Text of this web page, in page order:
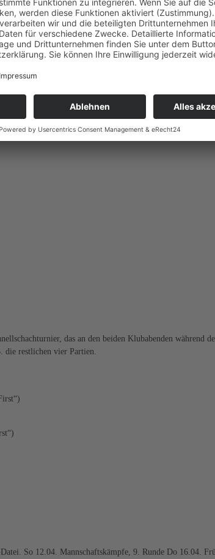
das an den beiden Klubabenden während
die restlichen vier Partien.
So 12.04. Mannschaftskämpfe, 9. Runde Do 16.04.